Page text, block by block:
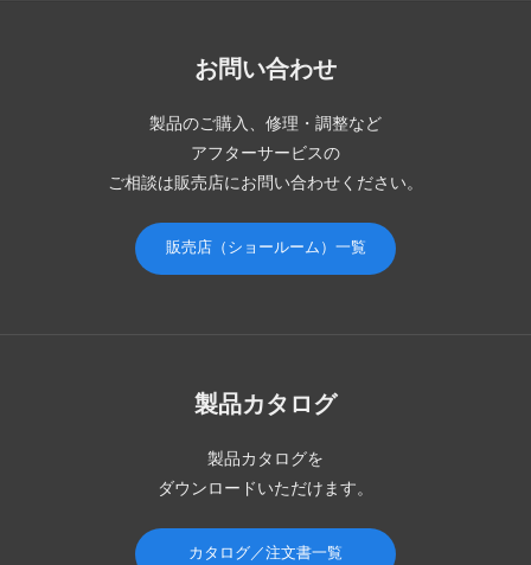
お問い合わせ
製品のご購入、修理・調整など
アフターサービスの
ご相談は販売店にお問い合わせください。
販売店（ショールーム）一覧
製品カタログ
製品カタログを
ダウンロードいただけます。
カタログ／注文書一覧